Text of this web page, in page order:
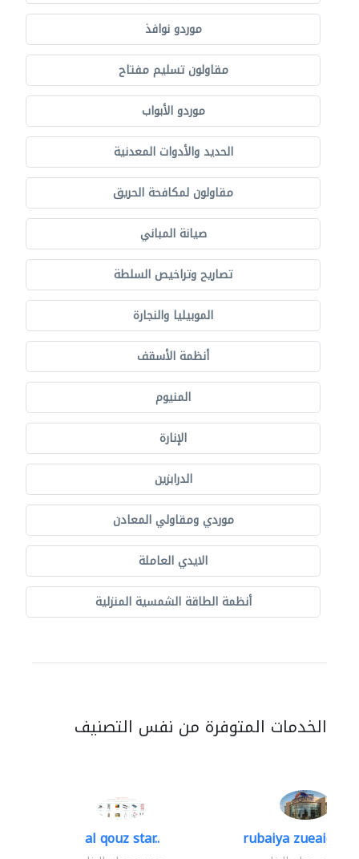
موردو نوافذ
مقاولون تسليم مفتاح
موردو الأبواب
الحديد والأدوات المعدنية
مقاولون لمكافحة الحريق
صيانة المباني
تصاريح وتراخيص السلطة
الموبيليا والنجارة
أنظمة الأسقف
المنيوم
الإنارة
الدرابزين
موردي ومقاولي المعادن
الايدي العاملة
أنظمة الطاقة الشمسية المنزلية
الخدمات المتوفرة من نفس التصنيف
al qouz star.. rubaiya zueaid